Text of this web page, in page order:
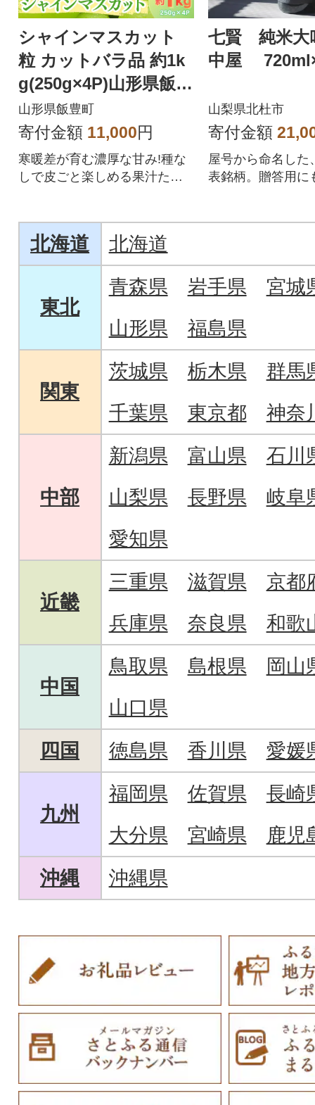
シャインマスカット
粒 カットバラ品 約1k
g(250g×4P)山形県飯豊
町産
山形県飯豊町
寄付金額 11,000円
寒暖差が育む濃厚な甘み!種な
しで皮ごと楽しめる果汁たっ
七賢 純米
中屋
山梨県北杜市
寄付金額
屋号から命名した
表銘柄。贈答用に
北海道 北海道
東北
青森県 岩手県
宮城
山形県
福島県
関東
茨城県 栃木県
群馬
千葉県
東京都 神奈
中部
新潟県 富山県
石川
山梨県
長野県
岐阜
愛知県
近畿
三重県 滋賀県
京都
兵庫県
奈良県 和歌
中国
鳥取県 島根県
岡山
山口県
四国
徳島県 香川県 愛媛
九州
福岡県 佐賀県
長崎
大分県
宮崎県
鹿児
沖縄
沖縄県